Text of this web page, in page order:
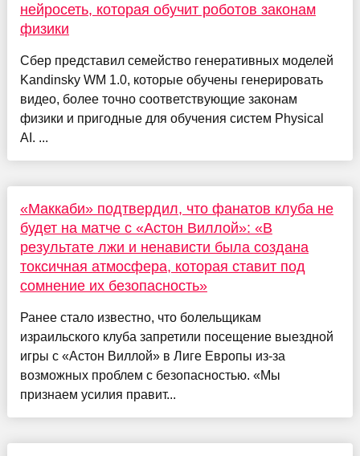
нейросеть, которая обучит роботов законам
физики
Сбер представил семейство генеративных моделей
Kandinsky WM 1.0, которые обучены генерировать
видео, более точно соответствующие законам
физики и пригодные для обучения систем Physical
AI. ...
«Маккаби» подтвердил, что фанатов клуба не
будет на матче с «Астон Виллой»: «В
результате лжи и ненависти была создана
токсичная атмосфера, которая ставит под
сомнение их безопасность»
Ранее стало известно, что болельщикам
израильского клуба запретили посещение выездной
игры с «Астон Виллой» в Лиге Европы из-за
возможных проблем с безопасностью. «Мы
признаем усилия правит...